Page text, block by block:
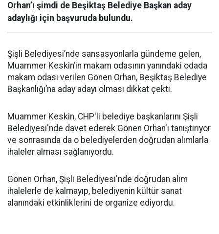
Orhan’ı şimdi de Beşiktaş Belediye Başkan aday
adaylığı için başvuruda bulundu.
Şişli Belediyesi’nde sansasyonlarla gündeme gelen,
Muammer Keskin’in makam odasının yanındaki odada
makam odası verilen Gönen Orhan, Beşiktaş Belediye
Başkanlığı’na aday adayı olması dikkat çekti.
Muammer Keskin, CHP'li belediye başkanlarını Şişli
Belediyesi'nde davet ederek Gönen Orhan'ı tanıştırıyor
ve sonrasında da o belediyelerden doğrudan alımlarla
ihaleler alması sağlanıyordu.
Gönen Orhan, Şişli Belediyesi'nde doğrudan alım
ihalelerle de kalmayıp, belediyenin kültür sanat
alanındaki etkinliklerini de organize ediyordu.